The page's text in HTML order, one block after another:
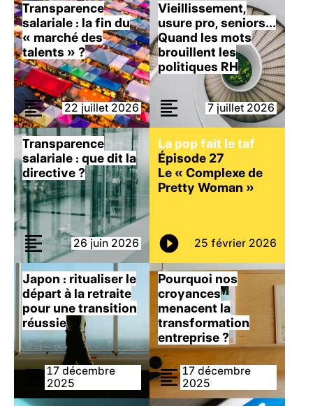
Transparence
salariale : la fin du
« marché des
talents » ?
22 juillet 2026
Vieillissement,
usure pro, seniors…
Quand les mots
brouillent les
politiques RH
7 juillet 2026
Transparence
salariale : que dit la
directive ?
26 juin 2026
La pop fait le taf
Épisode 27
Le « Complexe de
Pretty Woman »
25 février 2026
Japon : ritualiser le
départ à la retraite
pour une transition
réussie
17 décembre
2025
Pourquoi nos
croyances
menacent la
transformation
entreprise ?
17 décembre
2025